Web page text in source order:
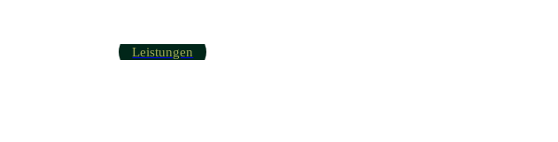
Leistungen